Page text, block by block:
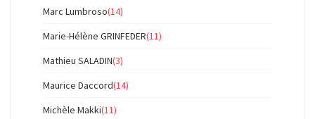
Marc Lumbroso(14)
Marie-Hélène GRINFEDER(11)
Mathieu SALADIN(3)
Maurice Daccord(14)
Michèle Makki(11)